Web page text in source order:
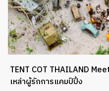
TENT COT THAILAND
เหล่าผู้รักการแคมป์ปิ้ง